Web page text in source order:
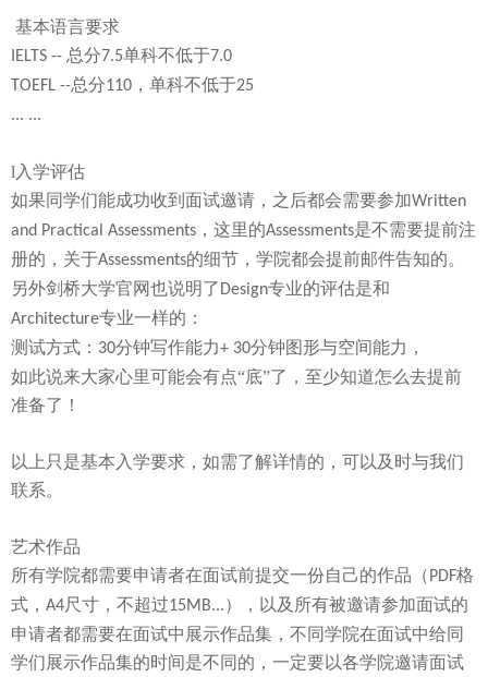
基本语言要求
IELTS -- 总分7.5单科不低于7.0
TOEFL --总分110 ，单科不低于25
... ...
l 入学评估
如果同学们能成功收到面试邀请，之后都会需要参加Written
and Practical Assessments ，这里的Assessments是不需要提前注
册的，关于Assessments的细节，学院都会提前邮件告知的。
另外剑桥大学官网也说明了 Design专业的评估是和
Architecture专业一样的：
测试方式： 30分钟写作能力+ 30分钟图形与空间能力，
如此说来大家心里可能会有点“底”了，至少知道怎么去提前
准备了！
以上只是基本入学要求，如需了解详情的，可以及时与我们
联系。
艺术作品
所有学院都需要申请者在面试前提交一份自己的作品（ PDF格
式， A4尺寸，不超过15MB...），以及所有被邀请参加面试的
申请者都需要在面试中展示作品集，不同学院在面试中给同
学们展示作品集的时间是不同的，一定要以各学院邀请面试